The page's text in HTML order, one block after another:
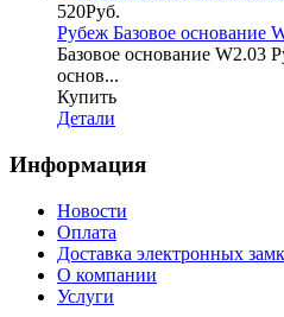
520Руб.
Рубеж Базовое основание
Базовое основание
основ...
Купить
Детали
Информация
Новости
Оплата
Доставка электронных
О компании
Услуги